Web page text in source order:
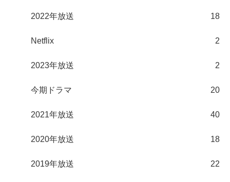
2022年放送 18
Netflix 2
2023年放送 2
今期ドラマ 20
2021年放送 40
2020年放送 18
2019年放送 22